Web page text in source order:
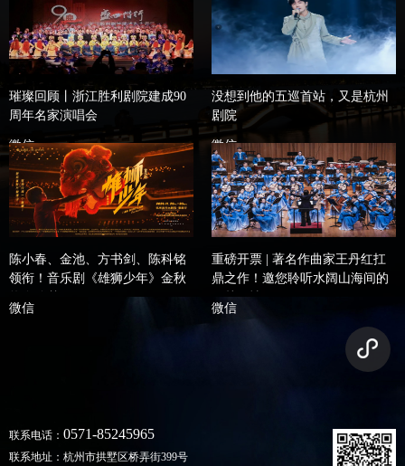
璀璨回顾丨浙江胜利剧院建成90
周年名家演唱会
微信
没想到他的五巡首站，又是杭州
剧院
微信
陈小春、金池、方书剑、陈科铭
领衔！音乐剧《雄狮少年》金秋
微信
重磅开票 | 著名作曲家王丹红扛
鼎之作！邀您聆听水阔山海间的
吴越风情
微信
联系电话： 0571-85245965
联系地址：杭州市拱墅区桥弄街399号